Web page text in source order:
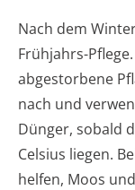
Nach dem
Frühjahrs-
abgestorbene
nach und
Dünger, sobald
Celsius liegen.
helfen, Moos